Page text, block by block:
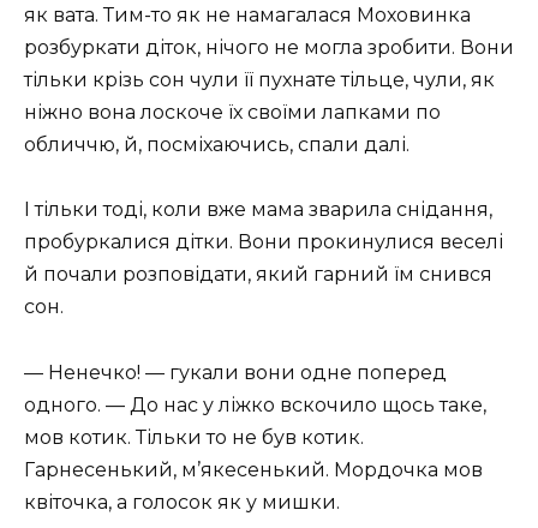
як вата. Тим-то як не намагалася Моховинка
розбуркати діток, нічого не могла зробити. Вони
тільки крізь сон чули її пухнате тільце, чули, як
ніжно вона лоскоче їх своїми лапками по
обличчю, й, посміхаючись, спали далі.
І тільки тоді, коли вже мама зварила снідання,
пробуркалися дітки. Вони прокинулися веселі
й почали розповідати, який гарний їм снився
сон.
— Ненечко! — гукали вони одне поперед
одного. — До нас у ліжко вскочило щось таке,
мов котик. Тільки то не був котик.
Гарнесенький, м’якесенький. Мордочка мов
квіточка, а голосок як у мишки.